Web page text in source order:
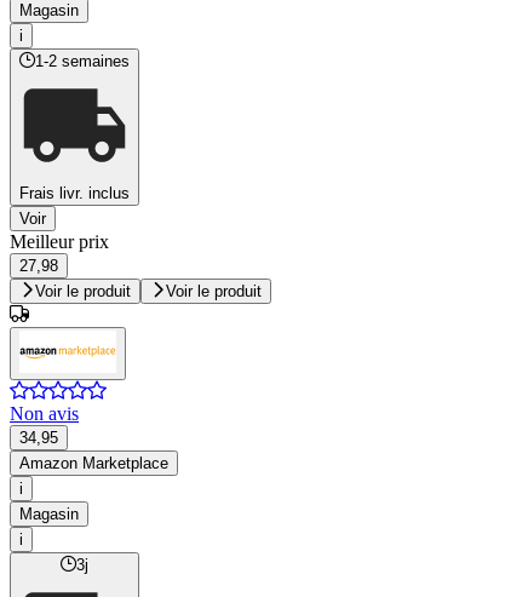
Magasin
i
1-2 semaines
Frais livr. inclus
Voir
Meilleur prix
27,98
Voir le produit
Voir le produit
Non avis
34,95
Amazon Marketplace
i
Magasin
i
3j